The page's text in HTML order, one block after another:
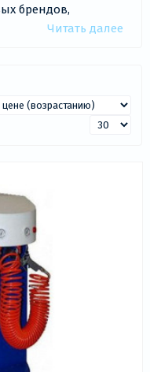
брендов,
является наш
отзывами
сравнения моделей
специалисты
Читать далее